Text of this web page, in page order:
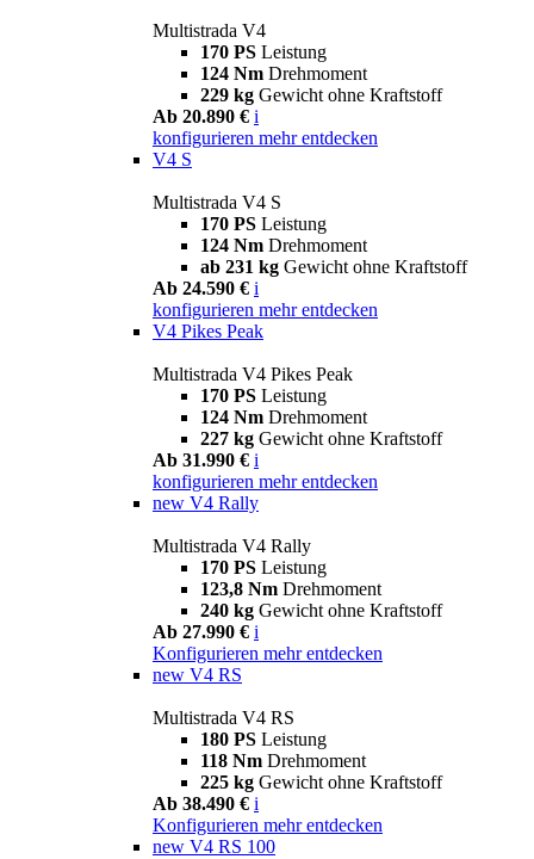
Multistrada V4
170 PS Leistung
124 Nm Drehmoment
229 kg Gewicht ohne Kraftstoff
Ab 20.890 € i
konfigurieren mehr entdecken
V4 S
Multistrada V4 S
170 PS Leistung
124 Nm Drehmoment
ab 231 kg Gewicht ohne Kraftstoff
Ab 24.590 € i
konfigurieren mehr entdecken
V4 Pikes Peak
Multistrada V4 Pikes Peak
170 PS Leistung
124 Nm Drehmoment
227 kg Gewicht ohne Kraftstoff
Ab 31.990 € i
konfigurieren mehr entdecken
new V4 Rally
Multistrada V4 Rally
170 PS Leistung
123,8 Nm Drehmoment
240 kg Gewicht ohne Kraftstoff
Ab 27.990 € i
Konfigurieren mehr entdecken
new V4 RS
Multistrada V4 RS
180 PS Leistung
118 Nm Drehmoment
225 kg Gewicht ohne Kraftstoff
Ab 38.490 € i
Konfigurieren mehr entdecken
new V4 RS 100